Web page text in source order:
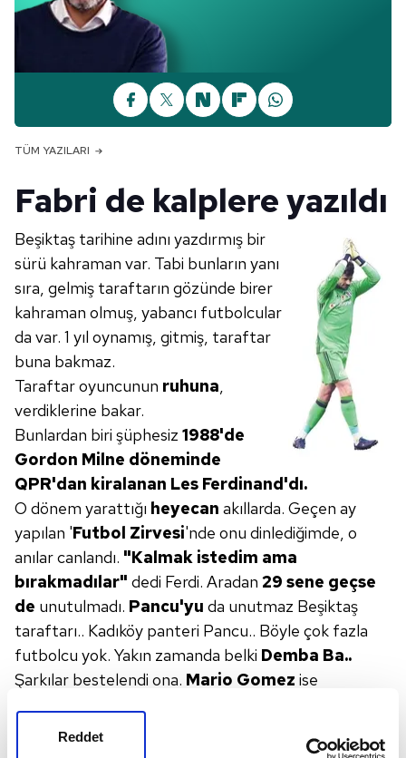
Reddet
TÜM YAZILARI
Fabri de kalplere yazıldı
Beşiktaş tarihine adını yazdırmış bir
sürü kahraman var. Tabi bunların yanı
sıra, gelmiş taraftarın gözünde birer
kahraman olmuş, yabancı futbolcular
da var. 1 yıl oynamış, gitmiş, taraftar
buna bakmaz.
Taraftar oyuncunun ruhuna,
verdiklerine bakar.
Bunlardan biri şüphesiz 1988'de
Gordon Milne döneminde
QPR'dan kiralanan Les Ferdinand'dı.
O dönem yarattığı heyecan akıllarda. Geçen ay
yapılan 'Futbol Zirvesi'nde onu dinlediğimde, o
anılar canlandı. "Kalmak istedim ama
bırakmadılar" dedi Ferdi. Aradan 29 sene geçse
de unutulmadı. Pancu'yu da unutmaz Beşiktaş
taraftarı.. Kadıköy panteri Pancu.. Böyle çok fazla
futbolcu yok. Yakın zamanda belki Demba Ba..
Şarkılar bestelendi ona. Mario Gomez ise
Fabri